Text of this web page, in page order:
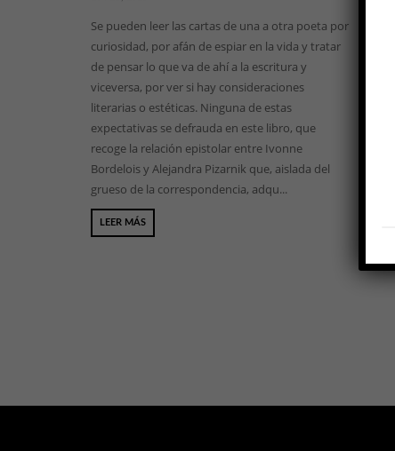
Se pueden leer las cartas de una a otra poeta por
curiosidad, por afán de espiar en la vida y tratar
de pensar lo que va de ahí a la escritura y
viceversa, por ver si hay consideraciones
literarias o estéticas. Ninguna de estas
expectativas se defrauda en este libro, que
recoge la relación epistolar entre Ivonne
Bordelois y Alejandra Pizarnik que, aislada del
grueso de la correspondencia, adqu...
LEER MÁS